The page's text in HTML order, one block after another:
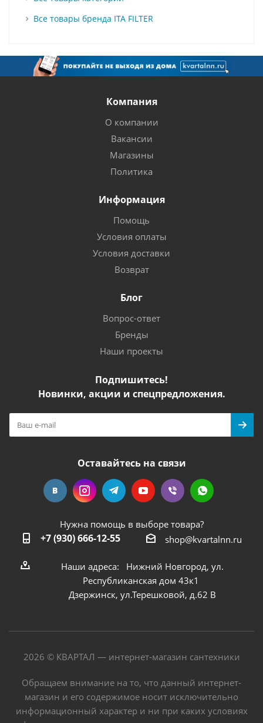
Все товары бренда ITA FILTER
Компания
О компании
Вакансии
Магазины
Политика
Информация
Помощь
Условия оплаты
Условия доставки
Возврат
Блог
Вопрос-ответ
Бренды
Наши проекты
Подпишитесь!
Новинки, акции и спецпредложения.
Оставайтесь на связи
Нужна помощь в выборе товара?
+7 (930) 666-12-55 shop@kvartalnn.ru
Наши адреса: Нижний Новгород, ул.
Республиканская дом 43к1
Дзержинск, ул.Терешковой, д.62 В
2026 © КВАРТАЛ — интернет-магазин сантехники
Обращаем внимание на то, что данный интернет-
магазин и его содержимое носит исключительно
информационный характер и ни при каких условиях